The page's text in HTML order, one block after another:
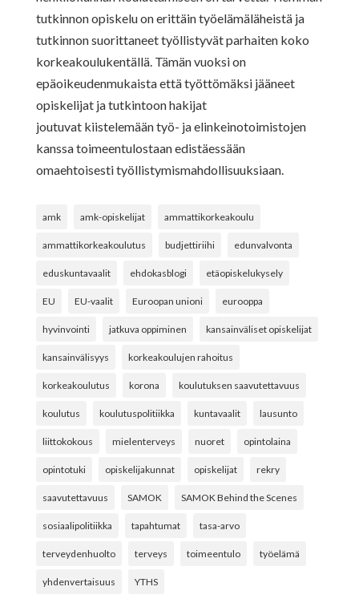
tutkinnon opiskelu on erittäin työelämäläheistä ja
tutkinnon suorittaneet työllistyvät parhaiten koko
korkeakoulukentällä. Tämän vuoksi on
epäoikeudenmukaista että työttömäksi jääneet
opiskelijat ja tutkintoon hakijat
joutuvat kiistelemään työ- ja elinkeinotoimistojen
kanssa toimeentulostaan edistäessään
omaehtoisesti työllistymismahdollisuuksiaan.
amk amk-opiskelijat ammattikorkeakoulu
ammattikorkeakoulutus budjettiriihi edunvalvonta
eduskuntavaalit ehdokasblogi etäopiskelukysely
EU EU-vaalit Euroopan unioni eurooppa
hyvinvointi jatkuva oppiminen kansainväliset opiskelijat
kansainvälisyys korkeakoulujen rahoitus
korkeakoulutus korona koulutuksen saavutettavuus
koulutus koulutuspolitiikka kuntavaalit lausunto
liittokokous mielenterveys nuoret opintolaina
opintotuki opiskelijakunnat opiskelijat rekry
saavutettavuus SAMOK SAMOK Behind the Scenes
sosiaalipolitiikka tapahtumat tasa-arvo
terveydenhuolto terveys toimeentulo työelämä
yhdenvertaisuus YTHS